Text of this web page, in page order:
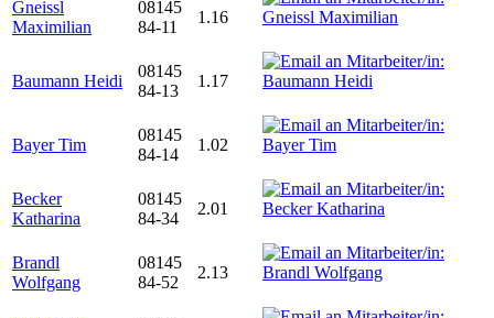
Gneissl
Maximilian
08145
84-11
1.16
Baumann Heidi
08145
84-13
1.17
Bayer Tim
08145
84-14
1.02
Becker
Katharina
08145
84-34
2.01
Brandl
Wolfgang
08145
84-52
2.13